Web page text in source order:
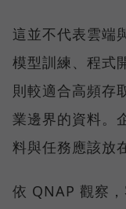
這並不代表雲端
模型訓練、程式
則較適合高頻存
業邊界的資料。
料與任務應該放
依 QNAP 觀察，